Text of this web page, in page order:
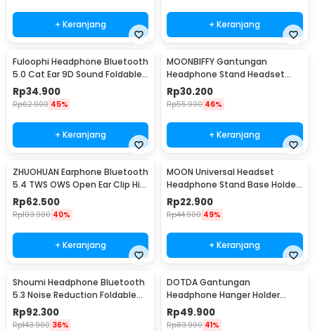
+ Keranjang + Keranjang
Fuloophi Headphone Bluetooth
5.0 Cat Ear 9D Sound Foldable
150mAh - P47M
Rp34.900
Rp62.900 45%
+ Keranjang
MOONBIFFY Gantungan
Headphone Stand Headset
Holder Minimalist Bracket - Z6
Rp30.200
Rp55.900 46%
+ Keranjang
ZHUOHUAN Earphone Bluetooth
5.4 TWS OWS Open Ear Clip HiFi
Surround - JS352
Rp62.500
Rp103.900 40%
+ Keranjang
MOON Universal Headset
Headphone Stand Base Holder
Display - M-23
Rp22.900
Rp44.900 49%
+ Keranjang
Shoumi Headphone Bluetooth
5.3 Noise Reduction Foldable
400mAh - DR-03
Rp92.300
Rp143.900 36%
DOTDA Gantungan
Headphone Hanger Holder
Clamp Charging Port USB Type
C - DT5
Rp49.900
Rp83.900 41%